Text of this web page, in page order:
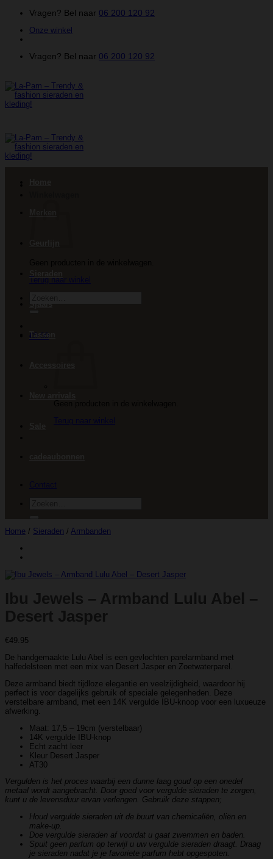
inhoud
Vragen? Bel naar 06 200 120 92
Onze winkel
Vragen? Bel naar 06 200 120 92
Terug naar winkel
€0.00
Tassen
Home / Sieraden / Armbanden
Ibu Jewels – Armband Lulu Abel –
Desert Jasper
€49.95
De handgemaakte Lulu Abel is een gevlochten parelarmband met
halfedelsteen met een mix van Desert Jasper en Zoetwaterparel.
Deze armband biedt tijdloze elegantie en veelzijdigheid, waardoor hij
perfect is voor dagelijks gebruik of speciale gelegenheden. Deze
verstelbare armband, met een 14K vergulde IBU-knoop voor een luxueuze
afwerking.
Maat: 17,5 – 19cm (verstelbaar)
14K vergulde IBU-knop
Echt zacht leer
Kleur Desert Jasper
AT30
Vergulden is het proces waarbij een dunne laag goud op een onedel
metaal wordt aangebracht. Door goed voor vergulde sieraden te zorgen,
kunt u de levensduur ervan verlengen. Gebruik deze stappen;
Houd vergulde sieraden uit de buurt van chemicaliën, oliën en
make-up.
Doe vergulde sieraden af ​​voordat u gaat zwemmen en baden.
Spuit geen parfum op terwijl u uw vergulde sieraden draagt. Draag
je sieraden nadat je je favoriete parfum hebt opgespoten.